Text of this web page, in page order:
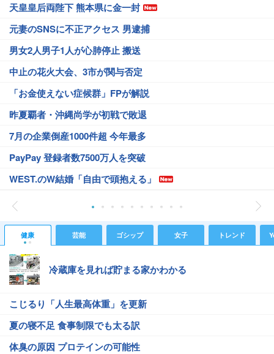
天皇皇后両陛下 熊本県に金一封
元妻のSNSに不正アクセス 男逮捕
男女2人男子1人が心肺停止 搬送
中止の花火大会、3市が関与否定
「お金使えない症候群」FPが解説
昨夏覇者・沖縄尚学が初戦で敗退
7月の企業倒産1000件超 今年最多
PayPay 登録者数7500万人を突破
WEST.のW結婚「自由で頭抱える」
健康 芸能 ゴシップ 女子 トレンド
冷蔵庫を見れば貯まる家かわかる
こじるり「人生最高体重」を更新
夏の寝不足 食事制限でも太る訳
体臭の原因 プロテインの可能性